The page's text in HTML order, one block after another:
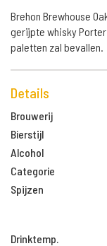
Brehon Brewhouse
gerijpte whisky
paletten zal bevallen.
Details
Brouwerij
Bierstijl
Alcohol
Categorie
Spijzen
Drinktemp.